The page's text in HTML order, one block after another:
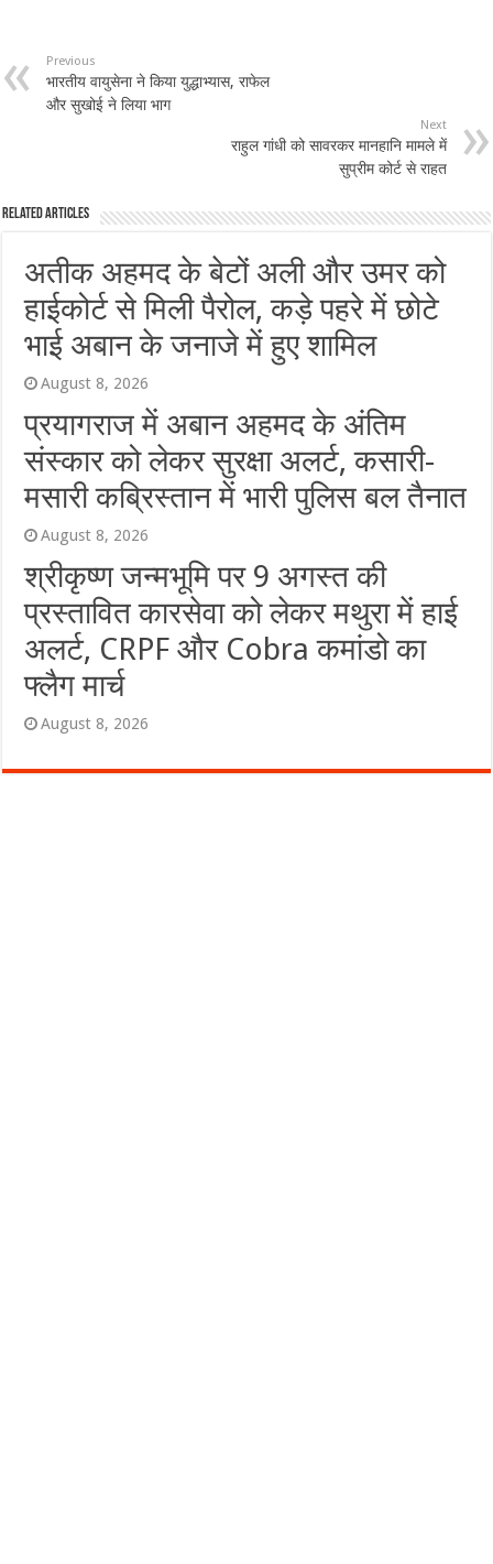
Previous
भारतीय वायुसेना ने किया युद्धाभ्यास, राफेल
और सुखोई ने लिया भाग
Next
राहुल गांधी को सावरकर मानहानि मामले में
सुप्रीम कोर्ट से राहत
Related Articles
अतीक अहमद के बेटों अली और उमर को
हाईकोर्ट से मिली पैरोल, कड़े पहरे में छोटे
भाई अबान के जनाजे में हुए शामिल
August 8, 2026
प्रयागराज में अबान अहमद के अंतिम
संस्कार को लेकर सुरक्षा अलर्ट, कसारी-
मसारी कब्रिस्तान में भारी पुलिस बल तैनात
August 8, 2026
श्रीकृष्ण जन्मभूमि पर 9 अगस्त की
प्रस्तावित कारसेवा को लेकर मथुरा में हाई
अलर्ट, CRPF और Cobra कमांडो का
फ्लैग मार्च
August 8, 2026